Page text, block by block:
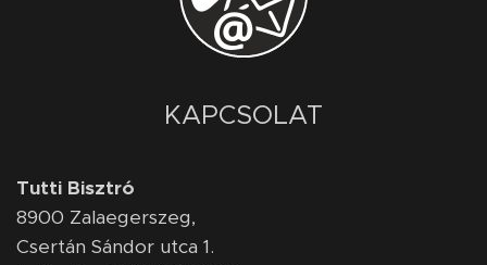
KAPCSOLAT
Tutti Bisztró
8900 Zalaegerszeg,
Csertán Sándor utca 1.